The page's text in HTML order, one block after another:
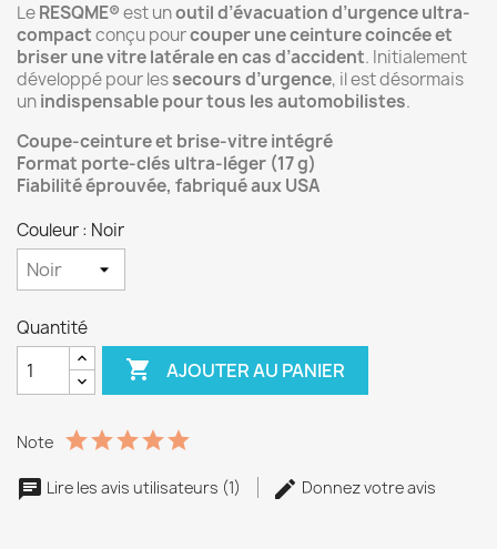
LeRESQME®est unoutil d’évacuation d’urgence ultra-
compactconçu pourcouper une ceinture coincée et
briser une vitre latérale en cas d’accident. Initialement
développé pour lessecours d’urgence, il est désormais
unindispensable pour tous les automobilistes.
Coupe-ceinture et brise-vitre intégré
Format porte-clés ultra-léger (17 g)
Fiabilité éprouvée, fabriqué aux USA
Couleur : Noir
Quantité
 AJOUTER AU PANIER
Note
Lire les avis utilisateurs (1) Donnez votre avis